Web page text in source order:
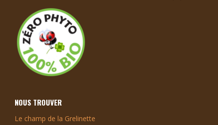
NOUS TROUVER
Le champ de la Grelinette